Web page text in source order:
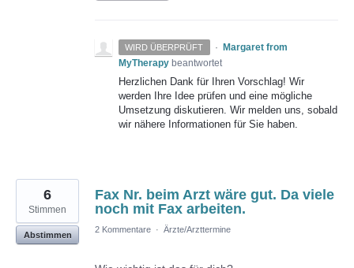
WIRD ÜBERPRÜFT ·
Margaret from
MyTherapy beantwortet
Herzlichen Dank für Ihren Vorschlag! Wir
werden Ihre Idee prüfen und eine mögliche
Umsetzung diskutieren. Wir melden uns, sobald
wir nähere Informationen für Sie haben.
Fax Nr. beim Arzt wäre gut. Da viele
noch mit Fax arbeiten.
6
Stimmen
Abstimmen
2 Kommentare · Ärzte/Arzttermine